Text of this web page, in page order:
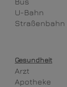
U-Bahn
Straßenbahn
Gesundheit
Arzt
Apotheke